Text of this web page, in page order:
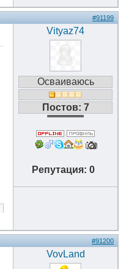
#91199
Vityaz74
Осваиваюсь
Постов: 7
Репутация: 0
#91200
VovLand